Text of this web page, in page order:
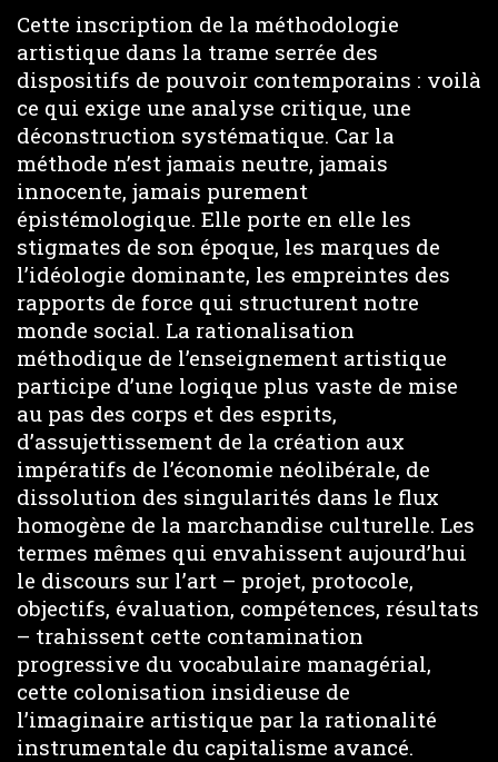
Cette inscription de la méthodologie
artistique dans la trame serrée des
dispositifs de pouvoir contemporains : voilà
ce qui exige une analyse critique, une
déconstruction systématique. Car la
méthode n’est jamais neutre, jamais
innocente, jamais purement
épistémologique. Elle porte en elle les
stigmates de son époque, les marques de
l’idéologie dominante, les empreintes des
rapports de force qui structurent notre
monde social. La rationalisation
méthodique de l’enseignement artistique
participe d’une logique plus vaste de mise
au pas des corps et des esprits,
d’assujettissement de la création aux
impératifs de l’économie néolibérale, de
dissolution des singularités dans le flux
homogène de la marchandise culturelle. Les
termes mêmes qui envahissent aujourd’hui
le discours sur l’art – projet, protocole,
objectifs, évaluation, compétences, résultats
– trahissent cette contamination
progressive du vocabulaire managérial,
cette colonisation insidieuse de
l’imaginaire artistique par la rationalité
instrumentale du capitalisme avancé.